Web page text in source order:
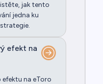
jak tento
jedna ku
efekt na
na eToro